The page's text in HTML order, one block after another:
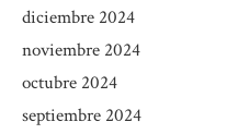
diciembre 2024
noviembre 2024
octubre 2024
septiembre 2024